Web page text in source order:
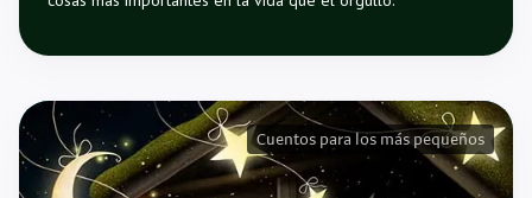
Cuentos para los más pequeños